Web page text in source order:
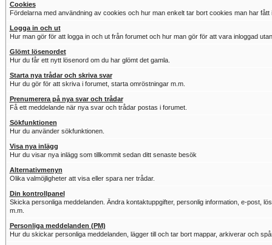
Cookies
Fördelarna med användning av cookies och hur man enkelt tar bort cookies man har fått
Logga in och ut
Hur man gör för att logga in och ut från forumet och hur man gör för att vara inloggad
Glömt lösenordet
Hur du får ett nytt lösenord om du har glömt det gamla.
Starta nya trådar och skriva svar
Hur du gör för att skriva i forumet, starta omröstningar m.m.
Prenumerera på nya svar och trådar
Få ett meddelande när nya svar och trådar postas i forumet.
Sökfunktionen
Hur du använder sökfunktionen.
Visa nya inlägg
Hur du visar nya inlägg som tillkommit sedan ditt senaste besök
Alternativmenyn
Olika valmöjligheter att visa eller spara ner trådar.
Din kontrollpanel
Skicka personliga meddelanden. Ändra kontaktuppgifter, personlig information, e-post,
m.m.
Personliga meddelanden (PM)
Hur du skickar personliga meddelanden, lägger till och tar bort mappar, arkiverar och